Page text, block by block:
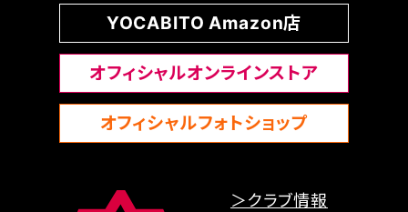
YOCABITO Amazon店
オフィシャルオンラインストア
オフィシャルフォトショップ
＞クラブ情報